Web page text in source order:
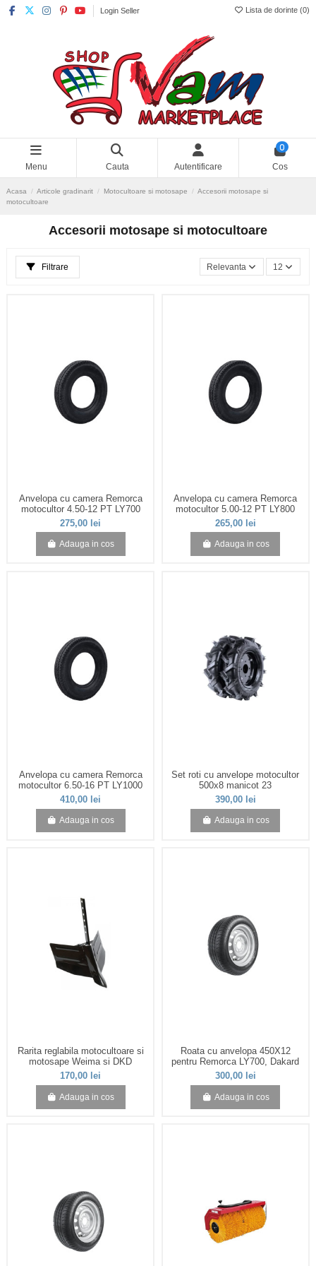
Login Seller Lista de dorinte (0)
Menu Cauta Autentificare
0
Cos
Acasa Articole gradinarit Motocultoare si motosape
Accesorii motosape si
motocultoare
Accesorii motosape si motocultoare
Filtrare Relevanta 12
Anvelopa cu camera Remorca
motocultor 4.50-12 PT LY700
275,00 lei
Adauga in cos
Anvelopa cu camera Remorca
motocultor 5.00-12 PT LY800
265,00 lei
Adauga in cos
Anvelopa cu camera Remorca
motocultor 6.50-16 PT LY1000
410,00 lei
Adauga in cos
Set roti cu anvelope motocultor
500x8 manicot 23
390,00 lei
Adauga in cos
Rarita reglabila motocultoare si
motosape Weima si DKD
170,00 lei
Adauga in cos
Roata cu anvelopa 450X12
pentru Remorca LY700, Dakard
300,00 lei
Adauga in cos